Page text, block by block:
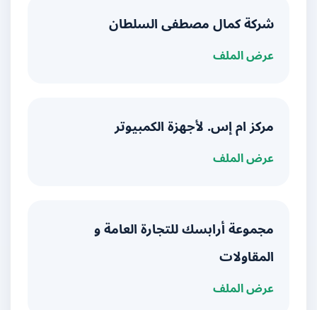
شركة كمال مصطفى السلطان
عرض الملف
مركز ام إس. لأجهزة الكمبيوتر
عرض الملف
مجموعة أرابسك للتجارة العامة و
المقاولات
عرض الملف